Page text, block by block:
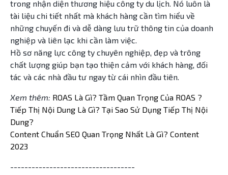
trong nhận diện thương hiệu công ty du lịch. Nó luôn là
tài liệu chi tiết nhất mà khách hàng cần tìm hiểu về
những chuyến đi và dễ dàng lưu trữ thông tin của doanh
nghiệp và liên lạc khi cần làm việc.
Hồ sơ năng lực công ty chuyên nghiệp, đẹp và trông
chất lượng giúp bạn tạo thiện cảm với khách hàng, đối
tác và các nhà đầu tư ngay từ cái nhìn đầu tiên.
Xem thêm: ROAS Là Gì? Tầm Quan Trọng Của ROAS ?
Tiếp Thị Nội Dung Là Gì? Tại Sao Sử Dụng Tiếp Thị Nội
Dung?
Content Chuẩn SEO Quan Trọng Nhất Là Gì? Content
2023
-----------------------------------